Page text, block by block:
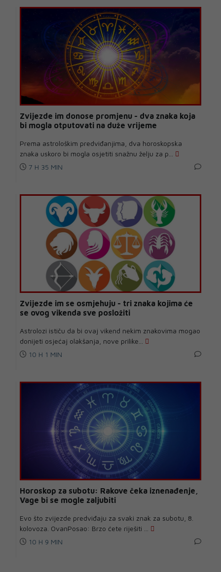
Zvijezde im donose promjenu - dva znaka koja
bi mogla otputovati na duže vrijeme
Prema astrološkim predviđanjima, dva horoskopska
znaka uskoro bi mogla osjetiti snažnu želju za p...
7 H 35 MIN
Zvijezde im se osmjehuju - tri znaka kojima će
se ovog vikenda sve posložiti
Astrolozi ističu da bi ovaj vikend nekim znakovima mogao
donijeti osjećaj olakšanja, nove prilike...
10 H 1 MIN
Horoskop za subotu: Rakove čeka iznenađenje,
Vage bi se mogle zaljubiti
Evo što zvijezde predviđaju za svaki znak za subotu, 8.
kolovoza. OvanPosao: Brzo ćete riješiti ...
10 H 9 MIN